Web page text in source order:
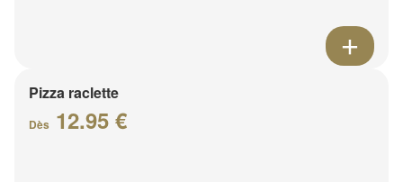
Pizza raclette
Dès 12.95 €